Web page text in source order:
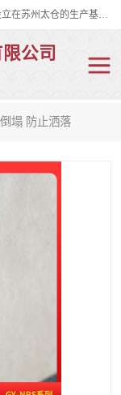
双忠包装材料（苏州）有限公司是上海双忠包装材料设立在苏州太仓的生产基地，占地约2万平米，产品主要有打孔缠绕膜，拉伸蜂窝纸，集装箱充气袋，滑托板，打包带，裹包网兜，防滑纸等箱体和托盘的运输和保护性包材。固永包材®，GooYon Pack®，是我们保护性包装材料的专属品牌。
公司
塌 防止洒落
带
网兜